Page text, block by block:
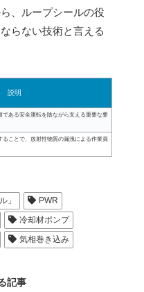
、ループシールの役
らない技術と言える
説明
である安全運転を陰ながら支える重要な要
ることで、放射性物質の漏洩による作業員
」
PWR
冷却材ポンプ
気相巻き込み
記事